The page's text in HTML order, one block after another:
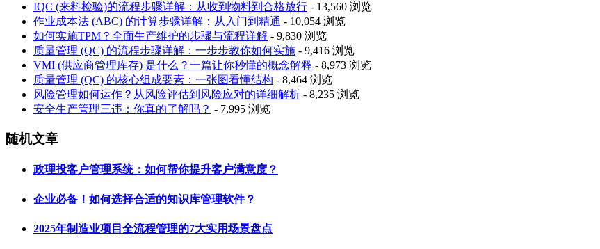
IQC (来料检验)的流程步骤详解：从收到物料到合格放行 - 13,560 浏览
作业成本法 (ABC) 的计算步骤详解：从入门到精通 - 10,054 浏览
如何实施TPM？全面生产维护的步骤与流程详解 - 9,830 浏览
质量管理 (QC) 的流程步骤详解：一步步教你如何实施 - 9,416 浏览
VMI (供应商管理库存) 是什么？一篇让你秒懂的概念解释 - 8,973 浏览
质量管理 (QC) 的核心组成要素：一张图看懂结构 - 8,464 浏览
风险管理如何运作？从风险评估到风险应对的详细解析 - 8,235 浏览
安全生产管理三违：你真的了解吗？ - 7,995 浏览
随机文章
政理投客户管理系统：如何帮你提升客户满意度？
企业必备！如何选择合适的知识库管理软件？
2025年制造业项目全流程管理的7大实用场景盘点